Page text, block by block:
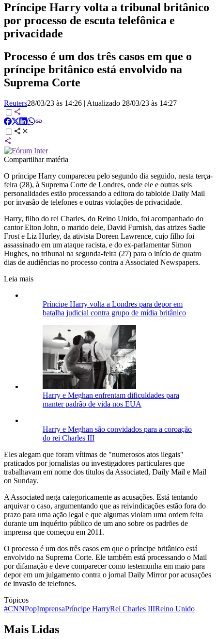
Príncipe Harry volta a tribunal britânico
por processo de escuta telefônica e
privacidade
Processo é um dos três casos em que o
príncipe britânico está envolvido na
Suprema Corte
Reuters28/03/23 às 14:26 | Atualizado 28/03/23 às 14:27
Compartilhar matéria
O príncipe Harry compareceu pelo segundo dia seguido, nesta terça-
feira (28), à Suprema Corte de Londres, onde ele e outras seis
personalidades estão processando a editora do tabloide Daily Mail
por invasão de telefones e outras violações de privacidade.
Harry, filho do rei Charles, do Reino Unido, foi acompanhado do
cantor Elton John, o marido dele, David Furnish, das atrizes Sadie
Frost e Liz Hurley, da ativista Doreen Lawrence, cujo filho foi
assassinado em um ataque racista, e do ex-parlamentar Simon
Hughes, no tribunal na segunda-feira (27) para o início de quatro
dias de audiências no processo contra a Associated Newspapers.
Leia mais
Príncipe Harry volta a Londres para depor em
batalha judicial contra grupo de mídia britânico
Harry e Meghan enfrentam dificuldades para
manter padrão de vida nos EUA
Harry e Meghan são convidados para a coroação
do rei Charles III
Eles alegam que foram vítimas de "numerosos atos ilegais"
praticados por jornalistas ou investigadores particulares que
trabalhavam em nome dos títulos da Associated, Daily Mail e Mail
on Sunday.
A Associated nega categoricamente as acusações. Está tentando
arquivar o caso, argumentando que as reivindicações estão fora do
prazo para uma ação legal e que algumas violam uma ordem feita
durante um inquérito público de um ano sobre os padrões de
imprensa que começou em 2011.
O processo é um dos três casos em que o príncipe britânico está
envolvido na Suprema Corte. Ele também está processando o Mail
por difamação e deve comparecer como testemunha em maio para
depor em um julgamento contra o jornal Daily Mirror por acusações
de invasão de telefones.
Tópicos
#CNNPopImprensaPríncipe HarryRei Charles IIIReino Unido
Mais Lidas